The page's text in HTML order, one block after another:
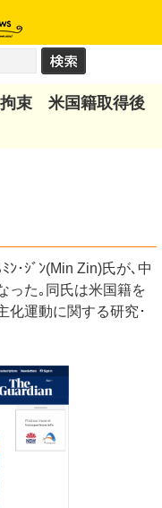
拘束 米国籍取得後
ﾝ･ｼﾞﾝ(Min Zin)氏が､中
った｡同氏は米国籍を
化運動に関する研究･